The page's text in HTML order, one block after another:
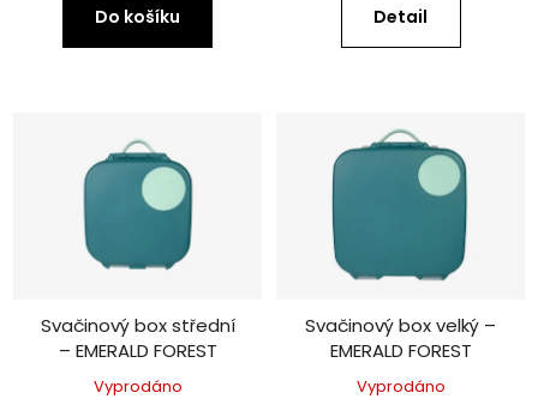
Do košíku Detail
Svačinový box střední
– EMERALD FOREST
Vyprodáno
Svačinový box velký –
EMERALD FOREST
Vyprodáno